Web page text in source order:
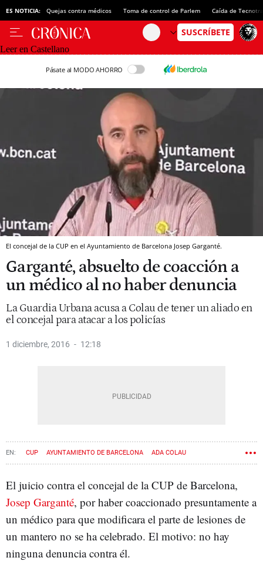
ES NOTICIA: Quejas contra médicos Toma de control de Parlem Caída de
Leer en Castellano
Pásate al MODO AHORRO
El concejal de la CUP en el Ayuntamiento de Barcelona Josep Garganté.
Garganté, absuelto de coacción a
un médico al no haber denuncia
La Guardia Urbana acusa a Colau de tener un aliado en
el concejal para atacar a los policías
1 diciembre, 2016 12:18
CUP AYUNTAMIENTO DE BARCELONA ADA COLAU
El juicio contra el concejal de la CUP de Barcelona,
Josep Garganté, por haber coaccionado presuntamente a
un médico para que modificara el parte de lesiones de
un mantero no se ha celebrado. El motivo: no hay
ninguna denuncia contra él.